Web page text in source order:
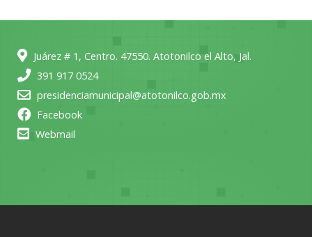
Juárez # 1, Centro. 47550. Atotonilco el Alto, Jal.
391 917 0524
presidenciamunicipal@atotonilco.gob.mx
Facebook
Webmail